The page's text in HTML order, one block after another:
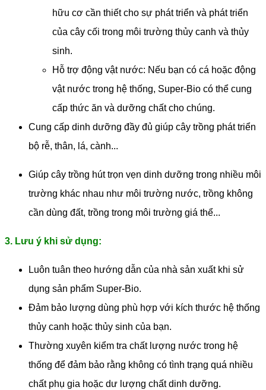
hữu cơ cần thiết cho sự phát triển và phát triển
của cây cối trong môi trường thủy canh và thủy
sinh.
Hỗ trợ động vật nước: Nếu bạn có cá hoặc động
vật nước trong hệ thống, Super-Bio có thể cung
cấp thức ăn và dưỡng chất cho chúng.
​Cung cấp dinh dưỡng đầy đủ giúp cây trồng phát triển
bộ rễ, thân, lá, cành...
Giúp cây trồng hút trọn vẹn dinh dưỡng trong nhiều môi
trường khác nhau như môi trường nước, trồng không
cần dùng đất, trồng trong môi trường giá thể...
3. Lưu ý khi sử dụng:
Luôn tuân theo hướng dẫn của nhà sản xuất khi sử
dụng sản phẩm Super-Bio.
Đảm bảo lượng dùng phù hợp với kích thước hệ thống
thủy canh hoặc thủy sinh của bạn.
Thường xuyên kiểm tra chất lượng nước trong hệ
thống để đảm bảo rằng không có tình trạng quá nhiều
chất phụ gia hoặc dư lượng chất dinh dưỡng.